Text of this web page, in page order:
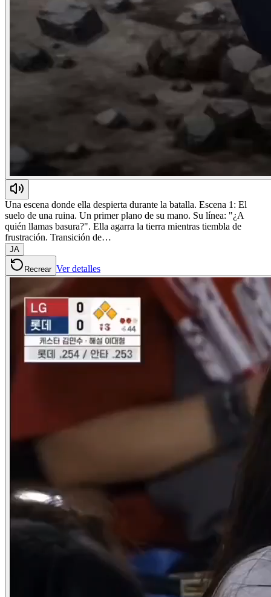
Una escena donde ella despierta durante la batalla. Escena 1: El
suelo de una ruina. Un primer plano de su mano. Su línea: "¿A
quién llamas basura?". Ella agarra la tierra mientras tiembla de
frustración. Transición de…
JA
Recrear Ver detalles